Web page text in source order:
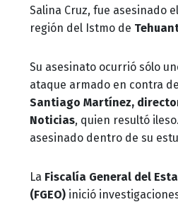
Salina Cruz, fue asesinado
región del Istmo de
Su asesinato ocurrió sólo
ataque armado en contra de
Santiago Martínez,
Noticias, quien resultó
asesinado dentro de su
La Fiscalía General del
(FGEO) inició